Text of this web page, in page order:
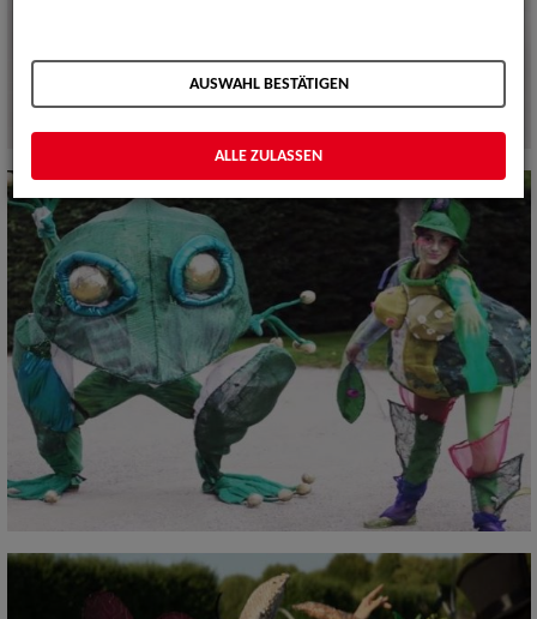
AUSWAHL BESTÄTIGEN
ALLE ZULASSEN